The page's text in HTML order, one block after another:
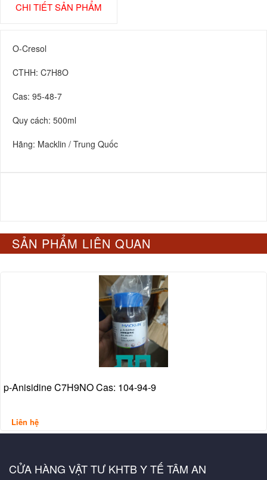
CHI TIẾT SẢN PHẨM
O-Cresol
CTHH: C7H8O
Cas: 95-48-7
Quy cách: 500ml
Hãng: Macklin / Trung Quốc
SẢN PHẨM LIÊN QUAN
p-Anisidine C7H9NO Cas: 104-94-9
Liên hệ
CỬA HÀNG VẬT TƯ KHTB Y TẾ TÂM AN